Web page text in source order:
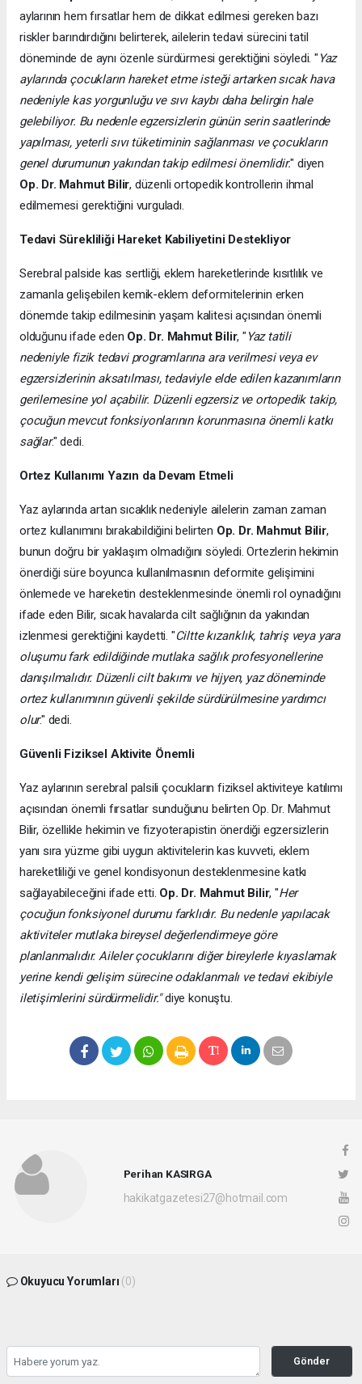
aylarının hem fırsatlar hem de dikkat edilmesi gereken bazı
riskler barındırdığını belirterek, ailelerin tedavi sürecini tatil
döneminde de aynı özenle sürdürmesi gerektiğini söyledi. " Yaz
aylarında çocukların hareket etme isteği artarken sıcak hava
nedeniyle kas yorgunluğu ve sıvı kaybı daha belirgin hale
gelebiliyor. Bu nedenle egzersizlerin günün serin saatlerinde
yapılması, yeterli sıvı tüketiminin sağlanması ve çocukların
genel durumunun yakından takip edilmesi önemlidir." diyen
Op. Dr. Mahmut Bilir, düzenli ortopedik kontrollerin ihmal
edilmemesi gerektiğini vurguladı.
Tedavi Sürekliliği Hareket Kabiliyetini Destekliyor
Serebral palside kas sertliği, eklem hareketlerinde kısıtlılık ve
zamanla gelişebilen kemik-eklem deformitelerinin erken
dönemde takip edilmesinin yaşam kalitesi açısından önemli
olduğunu ifade eden Op. Dr. Mahmut Bilir, " Yaz tatili
nedeniyle fizik tedavi programlarına ara verilmesi veya ev
egzersizlerinin aksatılması, tedaviyle elde edilen kazanımların
gerilemesine yol açabilir. Düzenli egzersiz ve ortopedik takip,
çocuğun mevcut fonksiyonlarının korunmasına önemli katkı
sağlar." dedi.
Ortez Kullanımı Yazın da Devam Etmeli
Yaz aylarında artan sıcaklık nedeniyle ailelerin zaman zaman
ortez kullanımını bırakabildiğini belirten Op. Dr. Mahmut Bilir,
bunun doğru bir yaklaşım olmadığını söyledi. Ortezlerin hekimin
önerdiği süre boyunca kullanılmasının deformite gelişimini
önlemede ve hareketin desteklenmesinde önemli rol oynadığını
ifade eden Bilir, sıcak havalarda cilt sağlığının da yakından
izlenmesi gerektiğini kaydetti. "Ciltte kızarıklık, tahriş veya yara
oluşumu fark edildiğinde mutlaka sağlık profesyonellerine
danışılmalıdır. Düzenli cilt bakımı ve hijyen, yaz döneminde
ortez kullanımının güvenli şekilde sürdürülmesine yardımcı
olur." dedi.
Güvenli Fiziksel Aktivite Önemli
Yaz aylarının serebral palsili çocukların fiziksel aktiviteye katılımı
açısından önemli fırsatlar sunduğunu belirten Op. Dr. Mahmut
Bilir, özellikle hekimin ve fizyoterapistin önerdiği egzersizlerin
yanı sıra yüzme gibi uygun aktivitelerin kas kuvveti, eklem
hareketliliği ve genel kondisyonun desteklenmesine katkı
sağlayabileceğini ifade etti. Op. Dr. Mahmut Bilir, "Her
çocuğun fonksiyonel durumu farklıdır. Bu nedenle yapılacak
aktiviteler mutlaka bireysel değerlendirmeye göre
planlanmalıdır. Aileler çocuklarını diğer bireylerle kıyaslamak
yerine kendi gelişim sürecine odaklanmalı ve tedavi ekibiyle
iletişimlerini sürdürmelidir."diye konuştu.
Perihan KASIRGA
hakikatgazetesi27@hotmail.com
Okuyucu Yorumları (0)
Gönder